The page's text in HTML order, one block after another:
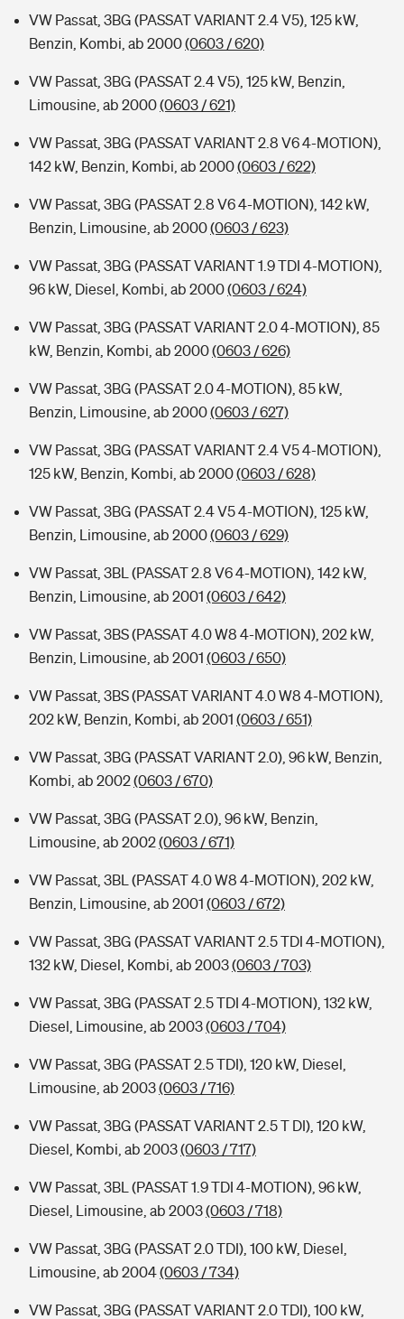
VW Passat, 3BG (PASSAT VARIANT 2.4 V5), 125 kW,
Benzin, Kombi, ab 2000(0603 / 620)
VW Passat, 3BG (PASSAT 2.4 V5), 125 kW, Benzin,
Limousine, ab 2000(0603 / 621)
VW Passat, 3BG (PASSAT VARIANT 2.8 V6 4-MOTION),
142 kW, Benzin, Kombi, ab 2000(0603 / 622)
VW Passat, 3BG (PASSAT 2.8 V6 4-MOTION), 142 kW,
Benzin, Limousine, ab 2000(0603 / 623)
VW Passat, 3BG (PASSAT VARIANT 1.9 TDI 4-MOTION),
96 kW, Diesel, Kombi, ab 2000(0603 / 624)
VW Passat, 3BG (PASSAT VARIANT 2.0 4-MOTION), 85
kW, Benzin, Kombi, ab 2000(0603 / 626)
VW Passat, 3BG (PASSAT 2.0 4-MOTION), 85 kW,
Benzin, Limousine, ab 2000(0603 / 627)
VW Passat, 3BG (PASSAT VARIANT 2.4 V5 4-MOTION),
125 kW, Benzin, Kombi, ab 2000(0603 / 628)
VW Passat, 3BG (PASSAT 2.4 V5 4-MOTION), 125 kW,
Benzin, Limousine, ab 2000(0603 / 629)
VW Passat, 3BL (PASSAT 2.8 V6 4-MOTION), 142 kW,
Benzin, Limousine, ab 2001 (0603 / 642)
VW Passat, 3BS (PASSAT 4.0 W8 4-MOTION), 202 kW,
Benzin, Limousine, ab 2001 (0603 / 650)
VW Passat, 3BS (PASSAT VARIANT 4.0 W8 4-MOTION),
202 kW, Benzin, Kombi, ab 2001 (0603 / 651)
VW Passat, 3BG (PASSAT VARIANT 2.0), 96 kW, Benzin,
Kombi, ab 2002(0603 / 670)
VW Passat, 3BG (PASSAT 2.0), 96 kW, Benzin,
Limousine, ab 2002(0603 / 671)
VW Passat, 3BL (PASSAT 4.0 W8 4-MOTION), 202 kW,
Benzin, Limousine, ab 2001 (0603 / 672)
VW Passat, 3BG (PASSAT VARIANT 2.5 TDI 4-MOTION),
132 kW, Diesel, Kombi, ab 2003(0603 / 703)
VW Passat, 3BG (PASSAT 2.5 TDI 4-MOTION), 132 kW,
Diesel, Limousine, ab 2003(0603 / 704)
VW Passat, 3BG (PASSAT 2.5 TDI), 120 kW, Diesel,
Limousine, ab 2003(0603 / 716)
VW Passat, 3BG (PASSAT VARIANT 2.5 T DI), 120 kW,
Diesel, Kombi, ab 2003(0603 / 717)
VW Passat, 3BL (PASSAT 1.9 TDI 4-MOTION), 96 kW,
Diesel, Limousine, ab 2003(0603 / 718)
VW Passat, 3BG (PASSAT 2.0 TDI), 100 kW, Diesel,
Limousine, ab 2004(0603 / 734)
VW Passat, 3BG (PASSAT VARIANT 2.0 TDI), 100 kW,